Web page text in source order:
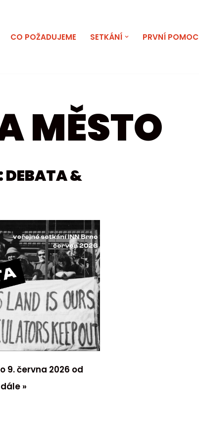
CO POŽADUJEME SETKÁNÍ PRVNÍ POMOC
MĚSTO
DEBATA &
9. června 2026 od
»